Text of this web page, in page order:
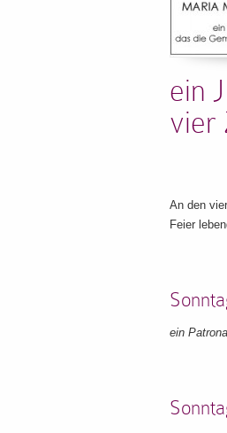
ein
vier
An den
Feier
ein